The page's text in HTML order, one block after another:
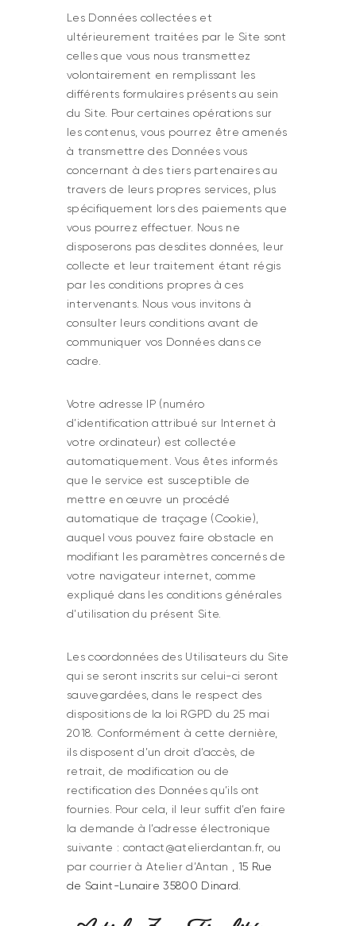
Les Données collectées et
ultérieurement traitées par le Site sont
celles que vous nous transmettez
volontairement en remplissant les
différents formulaires présents au sein
du Site. Pour certaines opérations sur
les contenus, vous pourrez être amenés
à transmettre des Données vous
concernant à des tiers partenaires au
travers de leurs propres services, plus
spécifiquement lors des paiements que
vous pourrez effectuer. Nous ne
disposerons pas desdites données, leur
collecte et leur traitement étant régis
par les conditions propres à ces
intervenants. Nous vous invitons à
consulter leurs conditions avant de
communiquer vos Données dans ce
cadre.
Votre adresse IP (numéro
d’identification attribué sur Internet à
votre ordinateur) est collectée
automatiquement. Vous êtes informés
que le service est susceptible de
mettre en œuvre un procédé
automatique de traçage (Cookie),
auquel vous pouvez faire obstacle en
modifiant les paramètres concernés de
votre navigateur internet, comme
expliqué dans les conditions générales
d’utilisation du présent Site.
Les coordonnées des Utilisateurs du Site
qui se seront inscrits sur celui-ci seront
sauvegardées, dans le respect des
dispositions de la loi RGPD du 25 mai
2018. Conformément à cette dernière,
ils disposent d’un droit d’accès, de
retrait, de modification ou de
rectification des Données qu’ils ont
fournies. Pour cela, il leur suffit d’en faire
la demande à l’adresse électronique
suivante : contact@atelierdantan.fr, ou
par courrier à Atelier d’Antan , 15 Rue
de Saint-Lunaire 35800 Dinard